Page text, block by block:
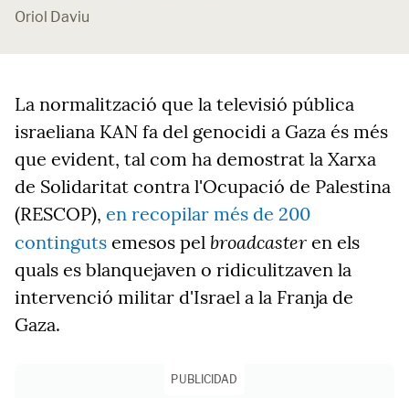
Oriol Daviu
La normalització que la televisió pública
israeliana KAN fa del genocidi a Gaza és més
que evident, tal com ha demostrat la Xarxa
de Solidaritat contra l'Ocupació de Palestina
(RESCOP), en recopilar més de 200
continguts emesos pel broadcaster en els
quals es blanquejaven o ridiculitzaven la
intervenció militar d'Israel a la Franja de
Gaza.
PUBLICIDAD